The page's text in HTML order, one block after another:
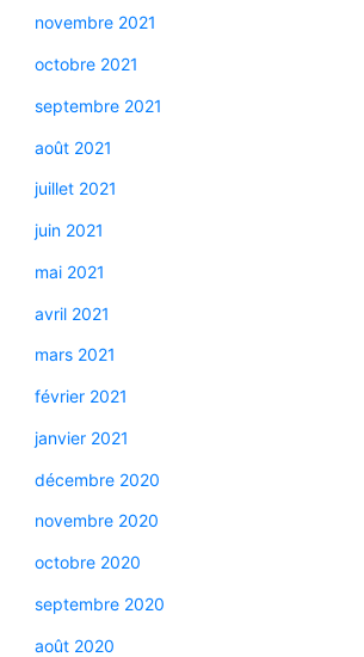
novembre 2021
octobre 2021
septembre 2021
août 2021
juillet 2021
juin 2021
mai 2021
avril 2021
mars 2021
février 2021
janvier 2021
décembre 2020
novembre 2020
octobre 2020
septembre 2020
août 2020